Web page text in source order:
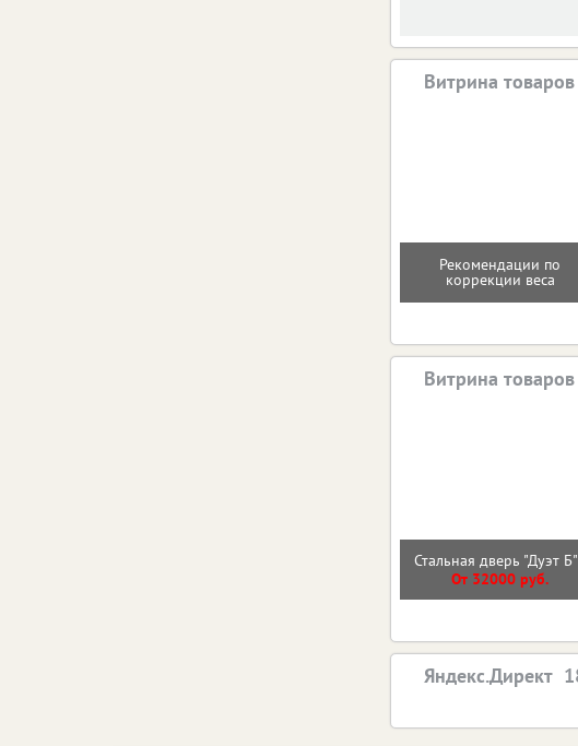
Витрина товаров
Рекомендации по
коррекции веса
Витрина товаров
Стальная дверь "Дуэт Б"
От 32000 руб.
Яндекс.Директ